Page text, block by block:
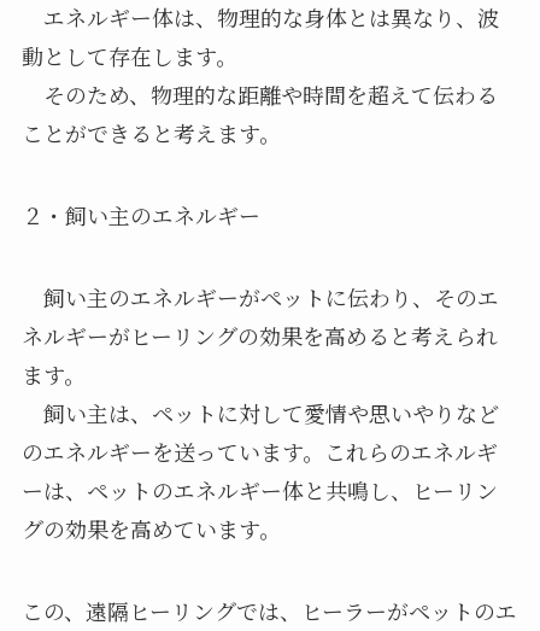
エネルギー体は、物理的な身体とは異なり、波
動として存在します。
そのため、物理的な距離や時間を超えて伝わる
ことができると考えます。
２・飼い主のエネルギー
飼い主のエネルギーがペットに伝わり、そのエ
ネルギーがヒーリングの効果を高めると考えられ
ます。
飼い主は、ペットに対して愛情や思いやりなど
のエネルギーを送っています。これらのエネルギ
ーは、ペットのエネルギー体と共鳴し、ヒーリン
グの効果を高めています。
この、遠隔ヒーリングでは、ヒーラーがペットのエ